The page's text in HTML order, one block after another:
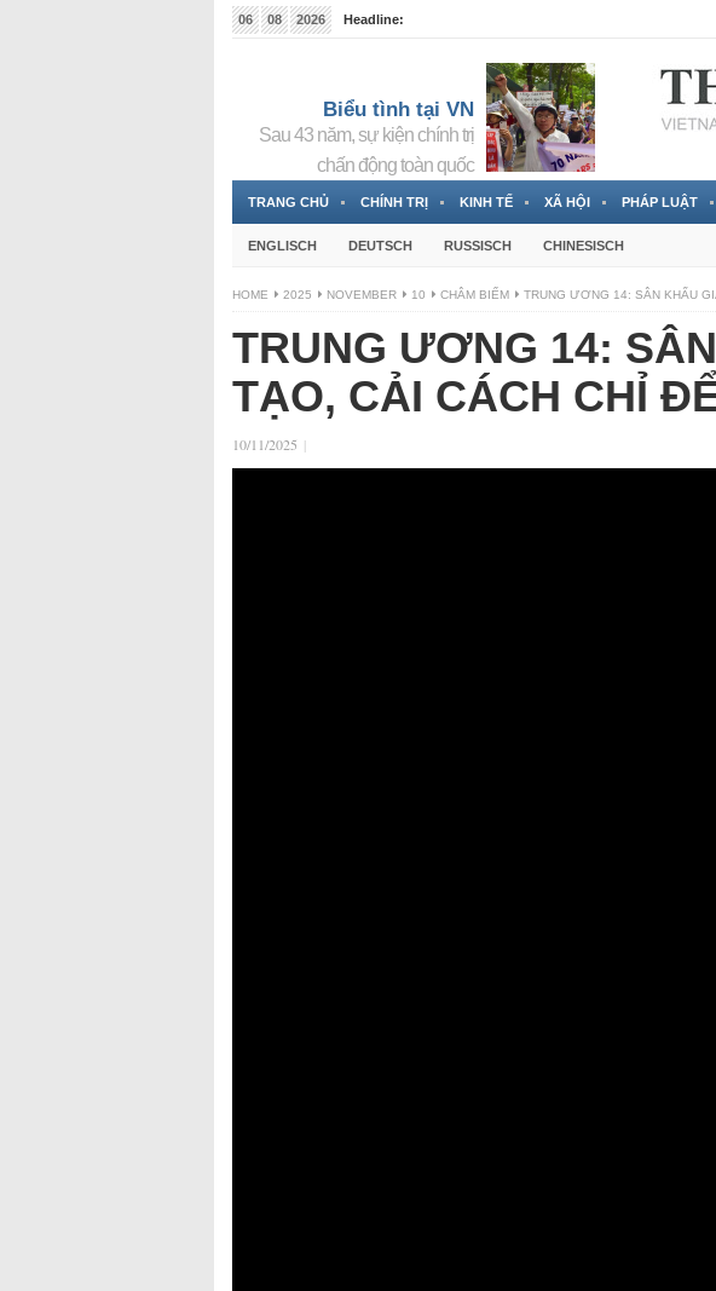
06 08 2026
Headline:
Biểu tình tại VN
Sau 43 năm, sự kiện chính trị
chấn động toàn quốc
TRANG CHỦ CHÍNH TRỊ KINH TẾ XÃ HỘI PHÁP LUẬT
ENGLISCH DEUTSCH RUSSISCH CHINESISCH
HOME 2025 NOVEMBER 10 CHÂM BIẾM TRUNG ƯƠNG 14: SÂN KHẤU
TRUNG ƯƠNG 14:
TẠO, CẢI CÁCH CHỈ
10/11/2025 |